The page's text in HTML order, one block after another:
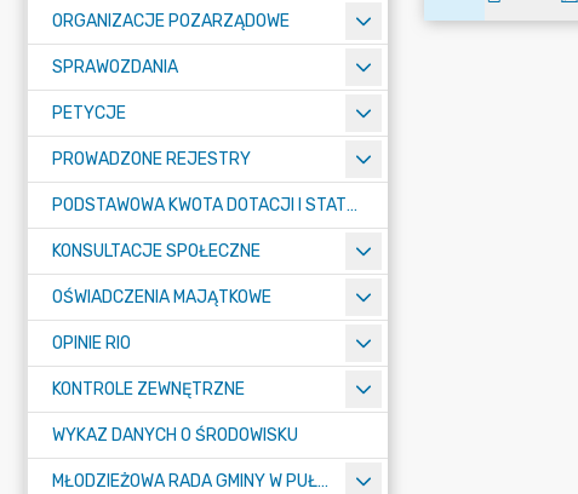
ORGANIZACJE POZARZĄDOWE
SPRAWOZDANIA
PETYCJE
PROWADZONE REJESTRY
PODSTAWOWA KWOTA DOTACJI I STATYSTYCZNA LICZBA UCZNIÓW
KONSULTACJE SPOŁECZNE
OŚWIADCZENIA MAJĄTKOWE
OPINIE RIO
KONTROLE ZEWNĘTRZNE
WYKAZ DANYCH O ŚRODOWISKU
MŁODZIEŻOWA RADA GMINY W PUŁTUSKU